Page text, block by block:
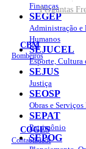
CBM
Bombeiros
COGES
Contabilidade
Perguntas
Finanças
SEGEP
Administração e
Humanos
SEJUCEL
Esporte, Cultura
SEJUS
Justiça
SEOSP
Obras e
SEPAT
Patrimônio
SEPOG